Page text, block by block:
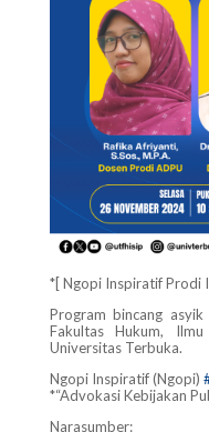
*[ Ngopi Inspiratif Prodi
Program bincang
Fakultas Hukum,
Universitas Terbuka.
Ngopi Inspiratif (Ngopi)
*“Advokasi Kebijakan
Narasumber: